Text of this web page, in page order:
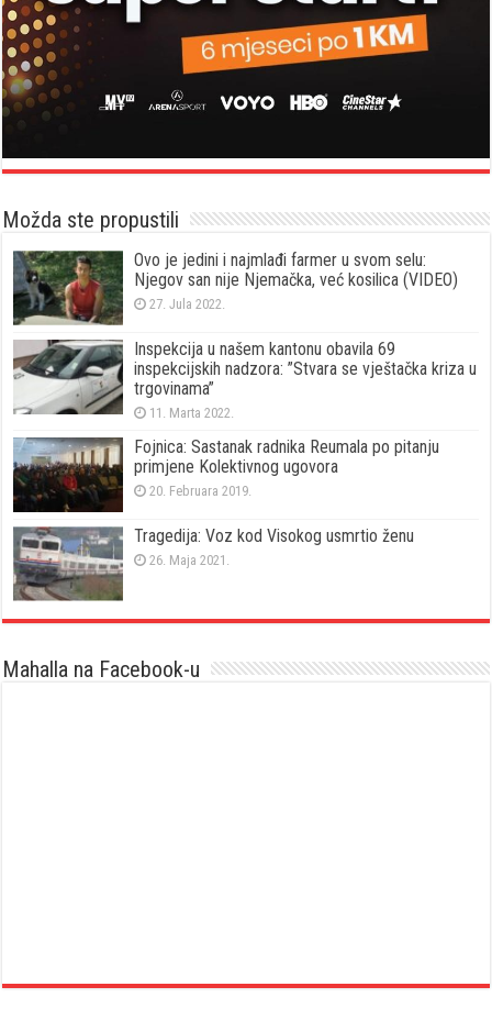
Možda ste propustili
Ovo je jedini i najmlađi farmer u svom selu:
Njegov san nije Njemačka, već kosilica (VIDEO)
27. Jula 2022.
Inspekcija u našem kantonu obavila 69
inspekcijskih nadzora: ”Stvara se vještačka kriza u
trgovinama”
11. Marta 2022.
Fojnica: Sastanak radnika Reumala po pitanju
primjene Kolektivnog ugovora
20. Februara 2019.
Tragedija: Voz kod Visokog usmrtio ženu
26. Maja 2021.
Mahalla na Facebook-u